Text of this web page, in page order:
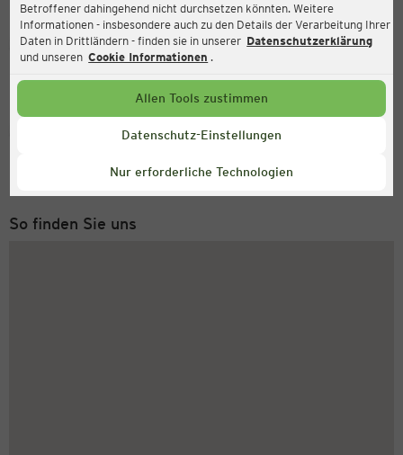
Betroffener dahingehend nicht durchsetzen könnten. Weitere
Informationen - insbesondere auch zu den Details der Verarbeitung Ihrer
Daten in Drittländern - finden sie in unserer Datenschutzerklärung
und unseren Cookie Informationen .
Allen Tools zustimmen
Datenschutz-Einstellungen
Nur erforderliche Technologien
Aktuell:
Geöffnet
Service Hotline
Montag bis Freitag 8-18 Uhr
So finden Sie uns